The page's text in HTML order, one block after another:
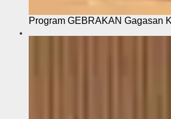
Program GEBRAKAN Gagasan